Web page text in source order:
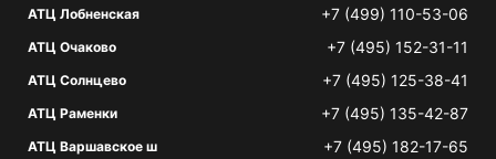
АТЦ Лобненская +7 (499) 110-53-06
АТЦ Очаково +7 (495) 152-31-11
АТЦ Солнцево +7 (495) 125-38-41
АТЦ Раменки +7 (495) 135-42-87
АТЦ Варшавское ш +7 (495) 182-17-65